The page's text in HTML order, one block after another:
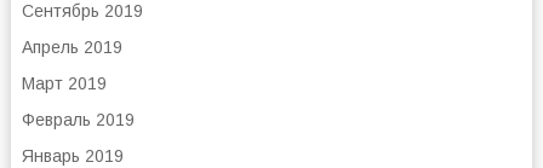
Сентябрь 2019
Апрель 2019
Март 2019
Февраль 2019
Январь 2019